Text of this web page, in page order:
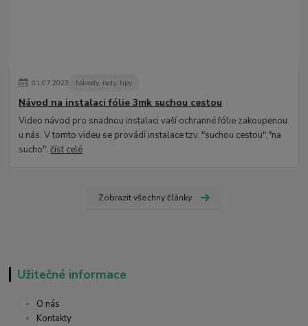
01.07.2023 Návody, rady, tipy
Návod na instalaci fólie 3mk suchou cestou
Video návod pro snadnou instalaci vaší ochranné fólie zakoupenou
u nás. V tomto videu se provádí instalace tzv. "suchou cestou","na
sucho".číst celé
Zobrazit všechny články
Užitečné informace
O nás
Kontakty